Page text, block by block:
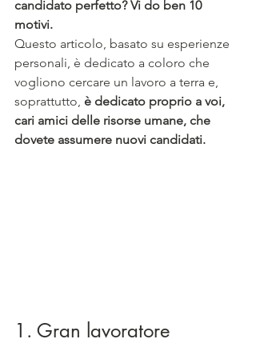
candidato perfetto? Vi do ben 10
motivi.
Questo articolo, basato su esperienze
personali, è dedicato a coloro che
vogliono cercare un lavoro a terra e,
soprattutto, è dedicato proprio a voi,
cari amici delle risorse umane, che
dovete assumere nuovi candidati.
1. Gran lavoratore